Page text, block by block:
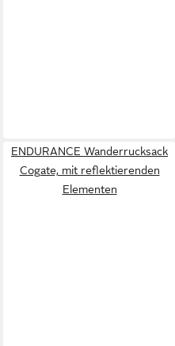
ENDURANCE Wanderrucksack
Cogate, mit reflektierenden
Elementen